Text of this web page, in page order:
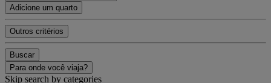
Adicione um quarto
Outros critérios
Buscar
Para onde você viaja?
Skip search by categories